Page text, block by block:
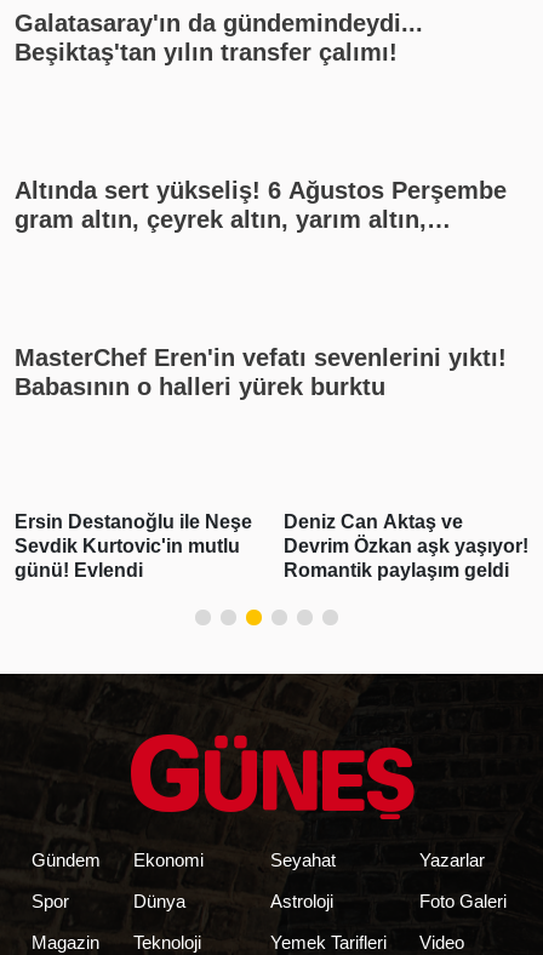
Galatasaray'ın da gündemindeydi...
Beşiktaş'tan yılın transfer çalımı!
Altında sert yükseliş! 6 Ağustos Perşembe
gram altın, çeyrek altın, yarım altın,
MasterChef Eren'in vefatı sevenlerini yıktı!
Babasının o halleri yürek burktu
Deniz Can Aktaş ve
Devrim Özkan aşk yaşıyor!
Romantik paylaşım geldi
Serdar Ortaç hayalini
açıkladı! Emekli olup…
Gündem
Spor
Magazin
Ekonomi
Dünya
Teknoloji
Seyahat
Astroloji
Yemek Tarifleri
Yazarlar
Foto Galeri
Video